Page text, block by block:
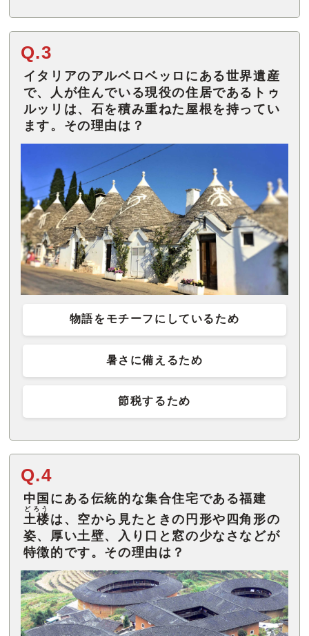
Q.3
イタリアのアルベロベッロにある世界遺産
で、人が住んでいる現役の住居であるトゥ
ルッリは、石を積み重ねた屋根を持ってい
ます。その理由は？
物語をモチーフにしているため
暑さに備えるため
節税するため
Q.4
中国にある伝統的な集合住宅である福建
土楼
どろう
は、空から見たときの円形や四角形の
姿、厚い土壁、入り口と窓の少なさなどが
特徴的です。その理由は？